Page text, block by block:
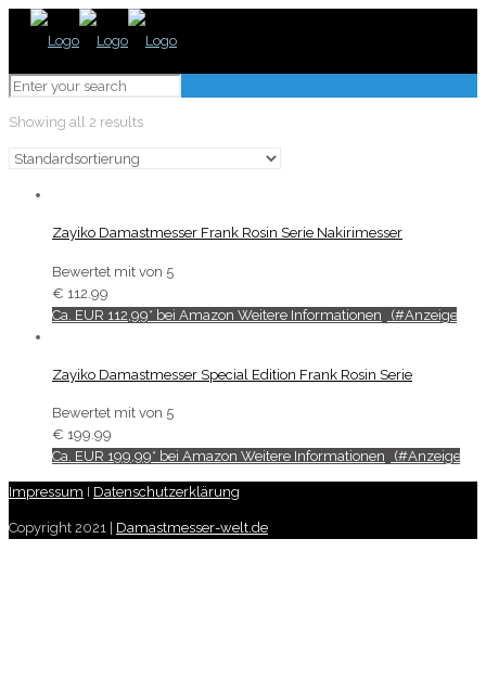
Showing all 2 results
Zayiko Damastmesser Frank Rosin Serie Nakirimesser
Bewertet mit von 5
€ 112.99
Ca. EUR 112,99* bei Amazon Weitere Informationen
Zayiko Damastmesser Special Edition Frank Rosin Serie
Bewertet mit von 5
€ 199.99
Ca. EUR 199,99* bei Amazon Weitere Informationen
Impressum I Datenschutzerklärung
Copyright 2021 | Damastmesser-welt.de